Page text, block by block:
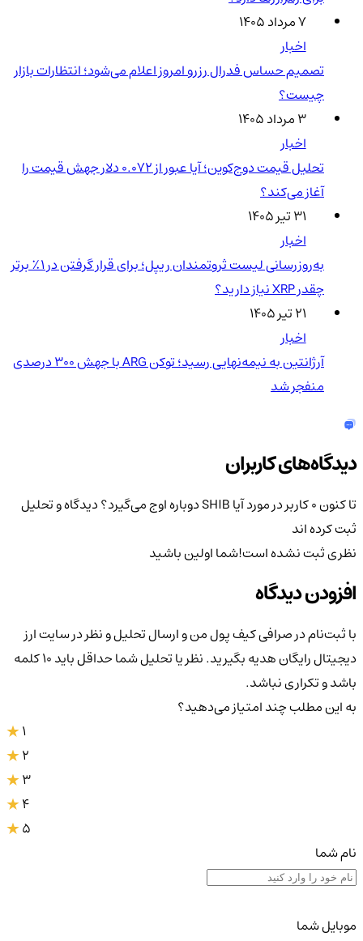
۷ مرداد ۱۴۰۵
اخبار
تصمیم حساس فدرال رزرو امروز اعلام می‌شود؛ انتظارات بازار
چیست؟
۳ مرداد ۱۴۰۵
اخبار
تحلیل قیمت دوج‌کوین؛ آیا عبور از ۰.۰۷۲ دلار جهش قیمت را
آغاز می‌کند؟
۳۱ تیر ۱۴۰۵
اخبار
به‌روزرسانی لیست ثروتمندان ریپل؛ برای قرار گرفتن در ۱٪ برتر
چقدر XRP نیاز دارید؟
۲۱ تیر ۱۴۰۵
اخبار
آرژانتین به نیمه‌نهایی رسید؛ توکن ARG با جهش ۳۰۰ درصدی
منفجر شد
دیدگاه‌های کاربران
تا کنون 0 کاربر در مورد آیا SHIB دوباره اوج می‌گیرد؟
دیدگاه و تحلیل
ثبت کرده اند
نظری ثبت نشده است!شما اولین باشید
افزودن دیدگاه
با ثبت‌نام در صرافی کیف پول من و ارسال تحلیل و نظر در سایت ارز
دیجیتال رایگان هدیه بگیرید. نظر یا تحلیل شما حداقل باید ۱۰ کلمه
باشد و تکراری نباشد.
به این مطلب چند امتیاز می‌دهید؟
3
4
5
نام شما
موبایل شما